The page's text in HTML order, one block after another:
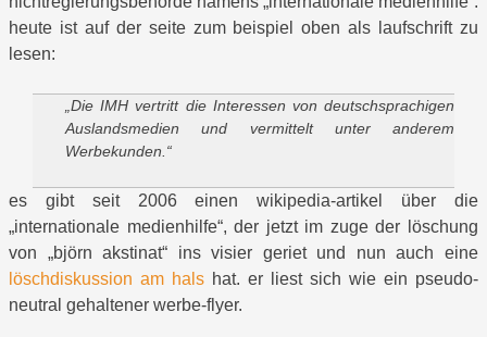
heute ist auf der seite zum beispiel oben als laufschrift zu
lesen:
„Die IMH vertritt die Interessen von deutschsprachigen
Auslandsmedien und vermittelt unter anderem
Werbekunden.“
es gibt seit 2006 einen wikipedia-artikel über die
„internationale medienhilfe“, der jetzt im zuge der löschung
von „björn akstinat“ ins visier geriet und nun auch eine
löschdiskussion am hals hat. er liest sich wie ein pseudo-
neutral gehaltener werbe-flyer.